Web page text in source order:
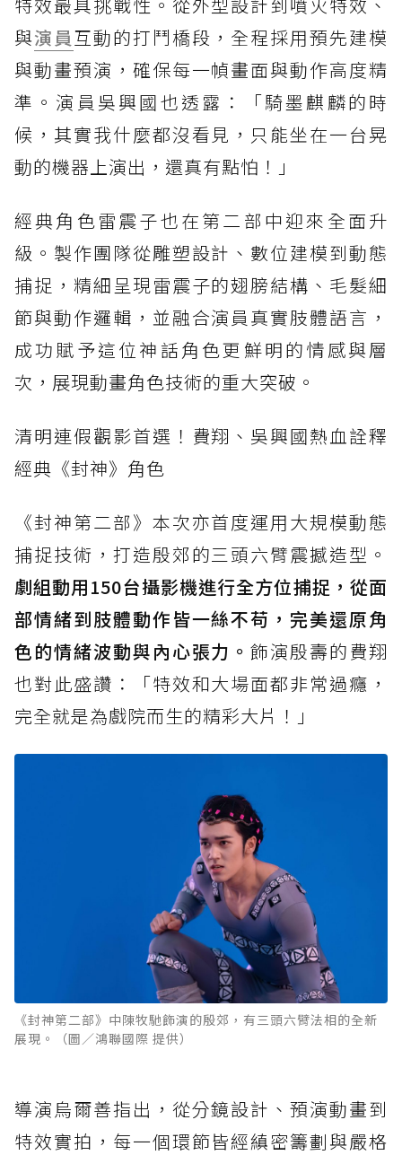
與演員互動的打鬥橋段，全程採用預先建模
與動畫預演，確保每一幀畫面與動作高度精
準。演員吳興國也透露：「騎墨麒麟的時
候，其實我什麼都沒看見，只能坐在一台晃
動的機器上演出，還真有點怕！」
經典角色雷震子也在第二部中迎來全面升
級。製作團隊從雕塑設計、數位建模到動態
捕捉，精細呈現雷震子的翅膀結構、毛髮細
節與動作邏輯，並融合演員真實肢體語言，
成功賦予這位神話角色更鮮明的情感與層
次，展現動畫角色技術的重大突破。
清明連假觀影首選！費翔、吳興國熱血詮釋
經典《封神》角色
《封神第二部》本次亦首度運用大規模動態
捕捉技術，打造殷郊的三頭六臂震撼造型。
劇組動用150台攝影機進行全方位捕捉，從面
部情緒到肢體動作皆一絲不苟，完美還原角
色的情緒波動與內心張力。飾演殷壽的費翔
也對此盛讚：「特效和大場面都非常過癮，
完全就是為戲院而生的精彩大片！」
《封神第二部》中陳牧馳飾演的殷郊，有三頭六臂法相的全新
展現。（圖／鴻聯國際 提供）
導演烏爾善指出，從分鏡設計、預演動畫到
特效實拍，每一個環節皆經縝密籌劃與嚴格